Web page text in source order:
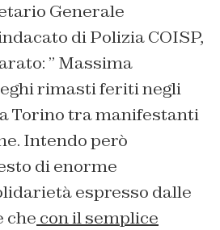
Generale
di Polizia COISP,
” Massima
rimasti feriti negli
Torino tra manifestanti
Intendo però
di enorme
espresso dalle
che con il semplice